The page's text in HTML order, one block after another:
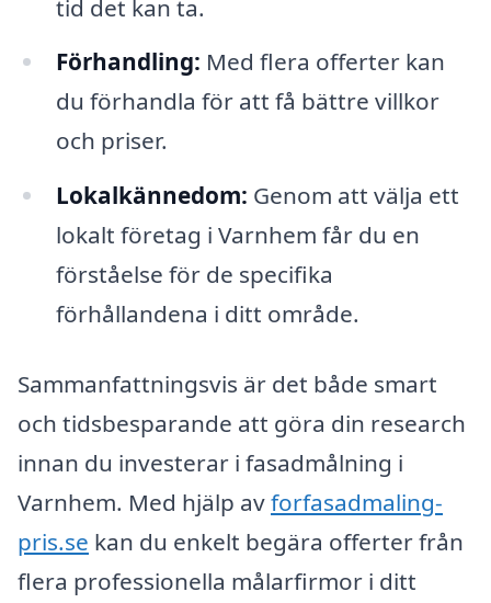
tid det kan ta.
Förhandling: Med flera offerter kan
du förhandla för att få bättre villkor
och priser.
Lokalkännedom: Genom att välja ett
lokalt företag i Varnhem får du en
förståelse för de specifika
förhållandena i ditt område.
Sammanfattningsvis är det både smart
och tidsbesparande att göra din research
innan du investerar i fasadmålning i
Varnhem. Med hjälp avforfasadmaling-
pris.se kan du enkelt begära offerter från
flera professionella målarfirmor i ditt